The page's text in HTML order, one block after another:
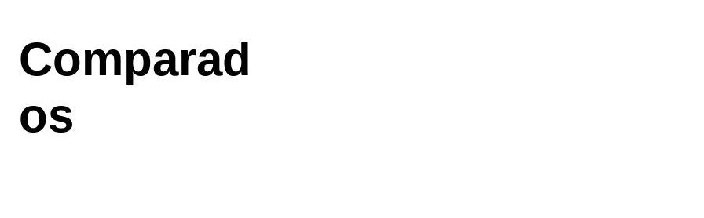
contenu
principal
Comparad
os